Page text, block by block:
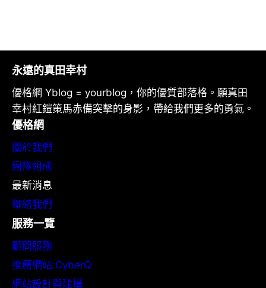
永遠的真田幸村
優格網 Yblog = yourblog，你的優質部落格。願真田
幸村紅鎧策馬赤備突擊的身影，帶給我們更多的勇氣。
優格網
關於我們
團隊組成
最新消息
聯絡我們
服務一覽
顧問服務
推薦網站:CyberQ
網站設計與建構